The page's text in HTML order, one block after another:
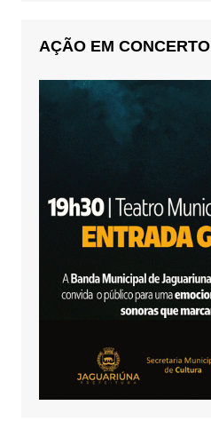
AÇÃO EM CONCERTO